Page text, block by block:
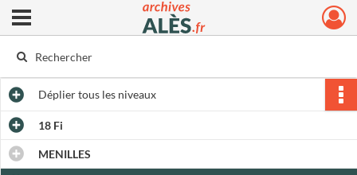
Archives municipales d'Alès
Ouvrir le menu déroulant
Dépliertous les niveaux
18 Fi
MENILLES